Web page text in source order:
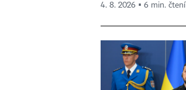
4. 8. 2026 ▪ 6 min. čtení